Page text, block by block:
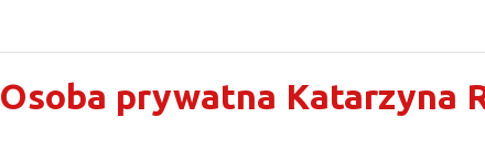
Osoba prywatna Katarzyna